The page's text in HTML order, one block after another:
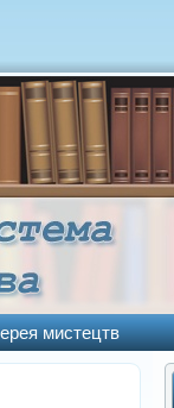
мистецтв